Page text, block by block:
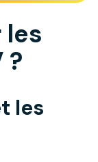
?
les